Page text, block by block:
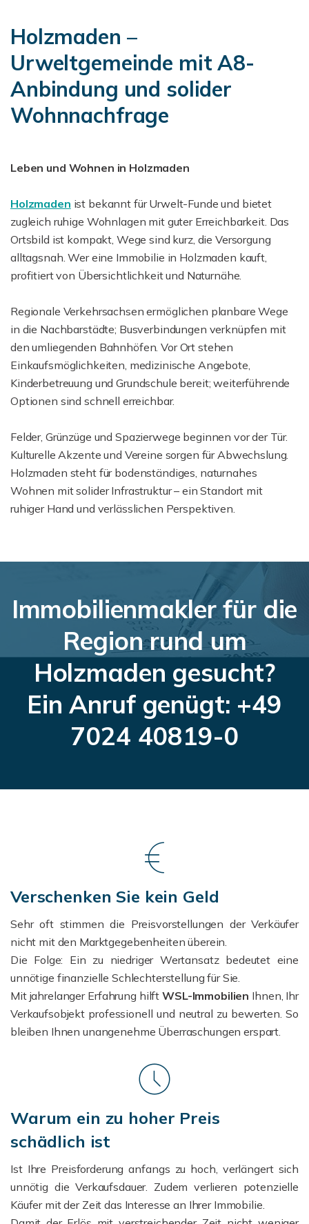
Holzmaden –
Urweltgemeinde mit A8-
Anbindung und solider
Wohnnachfrage
Leben und Wohnen in Holzmaden
Holzmaden ist bekannt für Urwelt-Funde und bietet
zugleich ruhige Wohnlagen mit guter Erreichbarkeit. Das
Ortsbild ist kompakt, Wege sind kurz, die Versorgung
alltagsnah. Wer eine Immobilie in Holzmaden kauft,
profitiert von Übersichtlichkeit und Naturnähe.
Regionale Verkehrsachsen ermöglichen planbare Wege
in die Nachbarstädte; Busverbindungen verknüpfen mit
den umliegenden Bahnhöfen. Vor Ort stehen
Einkaufsmöglichkeiten, medizinische Angebote,
Kinderbetreuung und Grundschule bereit; weiterführende
Optionen sind schnell erreichbar.
Felder, Grünzüge und Spazierwege beginnen vor der Tür.
Kulturelle Akzente und Vereine sorgen für Abwechslung.
Holzmaden steht für bodenständiges, naturnahes
Wohnen mit solider Infrastruktur – ein Standort mit
ruhiger Hand und verlässlichen Perspektiven.
Immobilienmakler für die
Region rund um
Holzmaden gesucht?
Ein Anruf genügt: +49
7024 40819-0
Verschenken Sie kein Geld
Sehr oft stimmen die Preisvorstellungen der Verkäufer
nicht mit den Marktgegebenheiten überein.
Die Folge: Ein zu niedriger Wertansatz bedeutet eine
unnötige finanzielle Schlechterstellung für Sie.
Mit jahrelanger Erfahrung hilftWSL-Immobilien Ihnen, Ihr
Verkaufsobjekt professionell und neutral zu bewerten. So
bleiben Ihnen unangenehme Überraschungen erspart.
Warum ein zu hoher Preis
schädlich ist
Ist Ihre Preisforderung anfangs zu hoch, verlängert sich
unnötig die Verkaufsdauer. Zudem verlieren potenzielle
Käufer mit der Zeit das Interesse an Ihrer Immobilie.